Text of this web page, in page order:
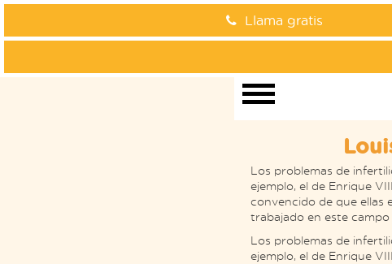
Llama gratis
Los problemas de
ejemplo, el de Enrique
convencido de que ellas
trabajado en este
Los problemas de
ejemplo, el de Enrique